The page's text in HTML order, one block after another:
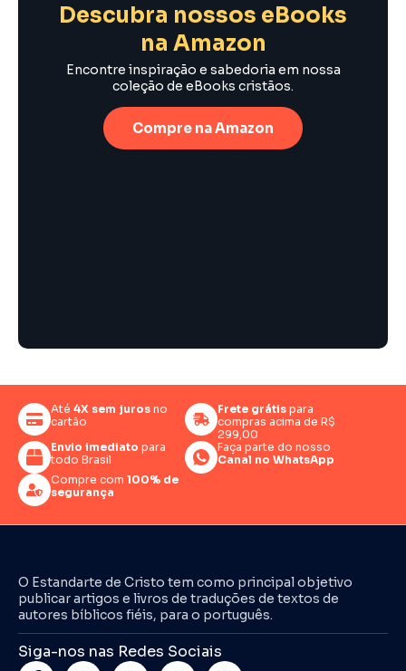
Descubra nossos eBooks
na Amazon
Encontre inspiração e sabedoria em nossa
coleção de eBooks cristãos.
Compre na Amazon
Até 4X sem juros no
cartão
Frete grátispara
compras acima de R$
299,00
Envio imediato para
todo Brasil
Faça parte do nosso
Canal no WhatsApp
Compre com 100% de
segurança
O Estandarte de Cristo tem como principal objetivo
publicar artigos e livros de traduções de textos de
autores bíblicos fiéis, para o português.
Siga-nos nas Redes Sociais